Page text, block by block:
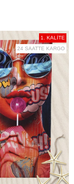
1. KALİTE
24 SAATTE KARGO